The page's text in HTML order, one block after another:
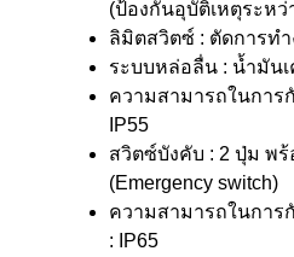
(ป้องกันอุบัติเหตุระหว่
ลิมิตสวิตซ์ : ตัดการท
ระบบหล่อลื่น : น้ำมันเ
ความสามารถในการ
IP55
สวิตซ์บังคับ : 2 ปุ่ม พ
(Emergency switch)
ความสามารถในกา
: IP65